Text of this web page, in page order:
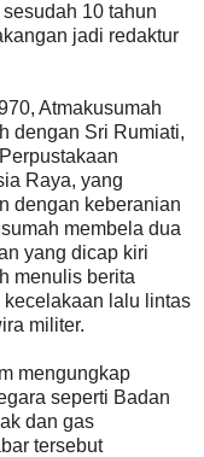
10 tahun
jadi redaktur
Atmakusumah
dengan Sri Rumiati,
Raya, yang
dengan keberanian
membela dua
yang dicap kiri
menulis berita
kecelakaan lalu lintas
militer.
mengungkap
seperti Badan
dan gas
tersebut